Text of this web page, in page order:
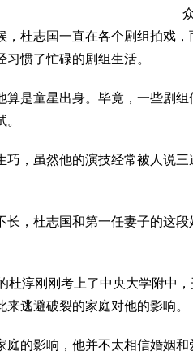
众
，杜志国一直在各个剧组拍戏
习惯了忙碌的剧组生活。
是童星出身。毕竟，一些剧组
，虽然他的演技经常被人说三
，杜志国和第一任妻子的这段
淳刚刚考上了中央大学附中，
来逃避破裂的家庭对他的影响。
影响，他并不太相信婚姻和